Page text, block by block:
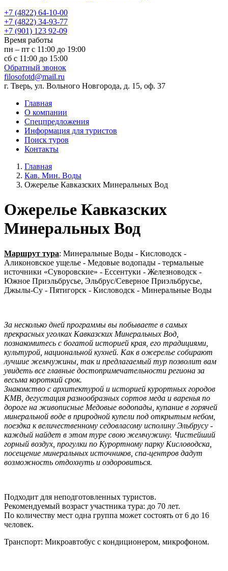
‪+7 (4822) 64-10-00
+7 (4822) 34-93-77
+7 (901) 123 92-09
Время работы
пн – пт с 11:00 до 19:00
сб с 11:00 до 15:00
Обратный звонок
filosofotd@mail.ru
г. Тверь, ул. Вольного Новгорода, д. 15, оф. 37
Главная
О компании
Спецпредложения
Информация для туристов
Поиск туров
Контакты
Главная
Кав. Мин. Воды
Ожерелье Кавказских Минеральных Вод
Ожерелье Кавказских
Минеральных Вод
Маршрут тура: Минеральные Воды - Кисловодск -
Аликоновское ущелье - Медовые водопады - термальные
источники «Суворовские» - Ессентуки - Железноводск -
Южное Приэльбрусье, Эльбрус/Северное Приэльбрусье,
Джылы-Су - Пятигорск - Кисловодск - Минеральные Воды
За несколько дней программы вы побываете в самых
прекрасных уголках Кавказских Минеральных Вод,
познакомитесь с богатой историей края, его традициями,
культурой, национальной кухней. Как в ожерелье собирают
лучшие жемчужины, так и предлагаемый тур позволит вам
увидеть все главные достопримечательности региона за
весьма короткий срок.
Знакомство с архитектурой и историей курортных городов
КМВ, дегустация разнообразных сортов меда и варенья по
дороге на живописные Медовые водопады, купание в горячей
минеральной воде в природной купели под открытым небом,
поездка к величественному седовласому исполину Эльбрусу -
каждый найдет в этом туре свою жемчужину. Чистейший
горный воздух, прогулки по Курортному парку Кисловодска,
посещение минеральных источников, спа-центров дадут
возможность отдохнуть и оздоровиться.
Подходит для неподготовленных туристов.
Рекомендуемый возраст участника тура: до 70 лет.
По количеству мест одна группа может состоять от 6 до 16
человек.
Транспорт: Микроавтобус с кондиционером, микрофоном.